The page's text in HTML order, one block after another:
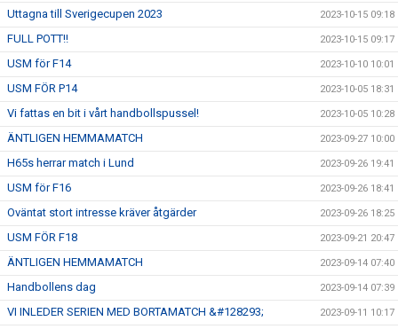
Uttagna till Sverigecupen 2023 2023-10-15 09:18
FULL POTT!! 2023-10-15 09:17
USM för F14 2023-10-10 10:01
USM FÖR P14 2023-10-05 18:31
Vi fattas en bit i vårt handbollspussel! 2023-10-05 10:28
ÄNTLIGEN HEMMAMATCH 2023-09-27 10:00
H65s herrar match i Lund 2023-09-26 19:41
USM för F16 2023-09-26 18:41
Oväntat stort intresse kräver åtgärder 2023-09-26 18:25
USM FÖR F18 2023-09-21 20:47
ÄNTLIGEN HEMMAMATCH 2023-09-14 07:40
Handbollens dag 2023-09-14 07:39
VI INLEDER SERIEN MED BORTAMATCH &#128293; 2023-09-11 10:17